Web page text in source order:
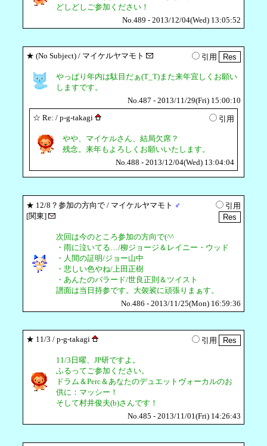
どしどしご参加ください！
No.489 - 2013/12/04(Wed) 13:05:52
★ (No Subject) / マイケルヤマモト 引用
やっぱり年内は駄目だぁ(T_T)また来年宜しくお願い
しますです。
No.487 - 2013/11/29(Fri) 15:00:10
☆ Re: / p-g-takagi 引用
やや、マイケルさん、結局欠席？
残念。来年もよろしくお願いいたします。
No.488 - 2013/12/04(Wed) 13:04:04
★ 12/8？参加の方向で / マイケルヤマモト ♂
[関東]
引用
次回は今のところ参加の方向で(^^ゞ
・雨に泣いてる…/柳ジョージ＆レイニー・ウッド
・人間の証明/ジョー山中
・悲しい色やね/上田正樹
・あんたのバラード/世良正則＆ツイスト
譜面は当日持参です。大袈裟に頑張りまぁす。
No.486 - 2013/11/25(Mon) 16:59:36
★ 11/3 / p-g-takagi 引用
11/3日曜、JP研ですよ。
ふるってご参加ください。
ドラム＆Perc＆あなたのデュエットヴォーカルのお
供に：マッシー！
そして村井俊夫(b)さんです！
No.485 - 2013/11/01(Fri) 14:26:43